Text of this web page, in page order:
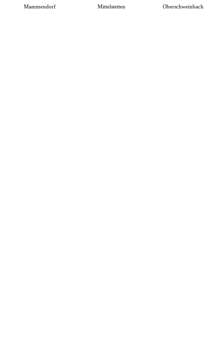
Mammendorf Mittelstetten Oberschweinbach